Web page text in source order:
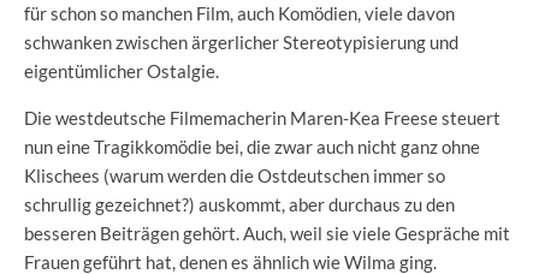
für schon so manchen Film, auch Komödien, viele davon
schwanken zwischen ärgerlicher Stereotypisierung und
eigentümlicher Ostalgie.
Die westdeutsche Filmemacherin Maren-Kea Freese steuert
nun eine Tragikkomödie bei, die zwar auch nicht ganz ohne
Klischees (warum werden die Ostdeutschen immer so
schrullig gezeichnet?) auskommt, aber durchaus zu den
besseren Beiträgen gehört. Auch, weil sie viele Gespräche mit
Frauen geführt hat, denen es ähnlich wie Wilma ging.